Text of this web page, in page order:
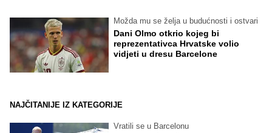
Možda mu se želja u budućnosti i ostvari
Dani Olmo otkrio kojeg bi
reprezentativca Hrvatske volio
vidjeti u dresu Barcelone
NAJČITANIJE IZ KATEGORIJE
Vratili se u Barcelonu